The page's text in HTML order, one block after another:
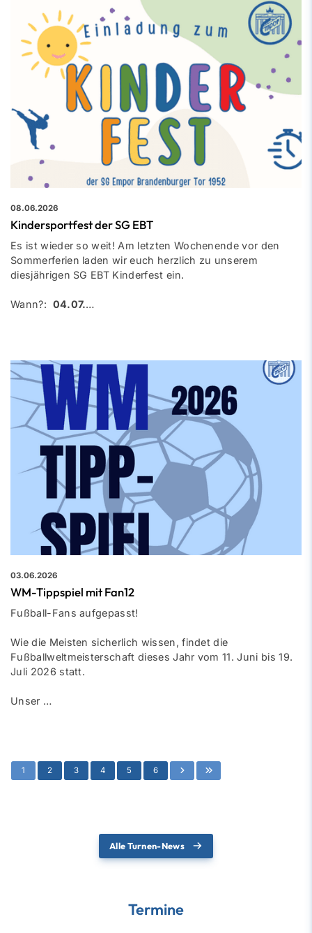
08.06.2026
Kindersportfest der SG EBT
Es ist wieder so weit! Am letzten Wochenende vor den
Sommerferien laden wir euch herzlich zu unserem
diesjährigen SG EBT Kinderfest ein.
Wann?: 04.07.…
03.06.2026
WM-Tippspiel mit Fan12
Fußball-Fans aufgepasst!
Wie die Meisten sicherlich wissen, findet die
Fußballweltmeisterschaft dieses Jahr vom 11. Juni bis 19.
Juli 2026 statt.
Unser …
1 2 3 4 5 6
Alle Turnen-News
Termine